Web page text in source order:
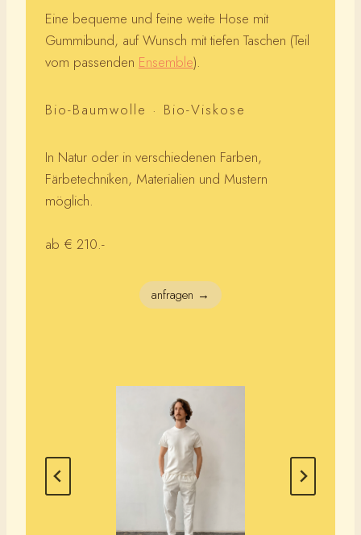
Eine bequeme und feine weite Hose mit
Gummibund, auf Wunsch mit tiefen Taschen (Teil
vom passenden Ensemble).
Bio-Baumwolle · Bio-Viskose
In Natur oder in verschiedenen Farben,
Färbetechniken, Materialien und Mustern
möglich.
ab € 210.-
anfragen →